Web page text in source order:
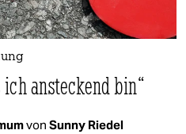
ich ansteckend bin“
von Sunny Riedel